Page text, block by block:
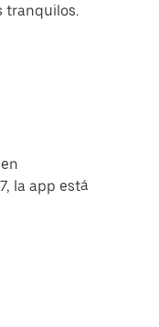
tranquilos.
la app está